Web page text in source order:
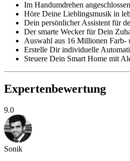
Im Handumdrehen
Höre Deine Lieblingsmusik in
Dein persönlicher Assistent für
Der smarte Wecker für Dein
Auswahl aus 16 Millionen Farb-
Erstelle Dir individuelle
Steuere Dein Smart Home mit
Expertenbewertung
9.0
Sonik